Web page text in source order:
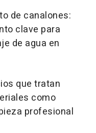
de canalones:
clave para
de agua en
que tratan
como
profesional